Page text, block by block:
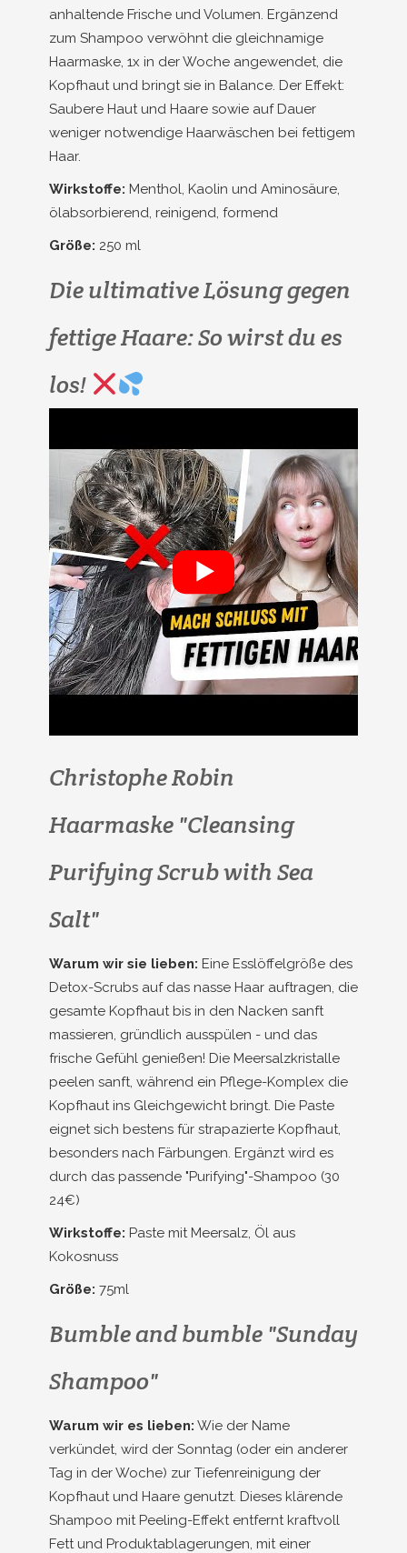
anhaltende Frische und Volumen. Ergänzend
zum Shampoo verwöhnt die gleichnamige
Haarmaske, 1x in der Woche angewendet, die
Kopfhaut und bringt sie in Balance. Der Effekt:
Saubere Haut und Haare sowie auf Dauer
weniger notwendige Haarwäschen bei fettigem
Haar.
Wirkstoffe: Menthol, Kaolin und Aminosäure,
ölabsorbierend, reinigend, formend
Größe: 250 ml
Die ultimative Lösung gegen
fettige Haare: So wirst du es
los!
Christophe Robin
Haarmaske "Cleansing
Purifying Scrub with Sea
Salt"
Warum wir sie lieben: Eine Esslöffelgröße des
Detox-Scrubs auf das nasse Haar auftragen, die
gesamte Kopfhaut bis in den Nacken sanft
massieren, gründlich ausspülen - und das
frische Gefühl genießen! Die Meersalzkristalle
peelen sanft, während ein Pflege-Komplex die
Kopfhaut ins Gleichgewicht bringt. Die Paste
eignet sich bestens für strapazierte Kopfhaut,
besonders nach Färbungen. Ergänzt wird es
durch das passende "Purifying"-Shampoo (30
24€)
Wirkstoffe: Paste mit Meersalz, Öl aus
Kokosnuss
Größe: 75ml
Bumble and bumble "Sunday
Shampoo"
Warum wir es lieben: Wie der Name
verkündet, wird der Sonntag (oder ein anderer
Tag in der Woche) zur Tiefenreinigung der
Kopfhaut und Haare genutzt. Dieses klärende
Shampoo mit Peeling-Effekt entfernt kraftvoll
Fett und Produktablagerungen, mit einer